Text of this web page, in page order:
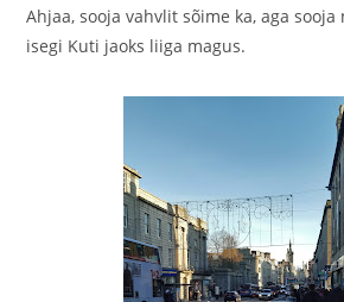
Ahjaa, sooja vahvlit sõime ka, aga
isegi Kuti jaoks liiga magus.